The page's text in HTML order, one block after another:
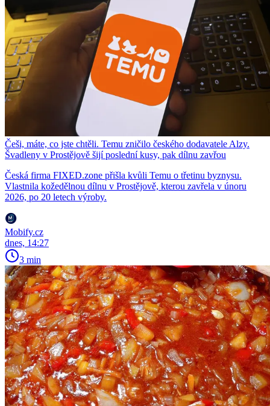
Češi, máte, co jste chtěli. Temu zničilo českého dodavatele Alzy.
Švadleny v Prostějově šijí poslední kusy, pak dílnu zavřou
Česká firma FIXED.zone přišla kvůli Temu o třetinu byznysu.
Vlastnila kožedělnou dílnu v Prostějově, kterou zavřela v únoru
2026, po 20 letech výroby.
Mobify.cz
dnes, 14:27
3 min